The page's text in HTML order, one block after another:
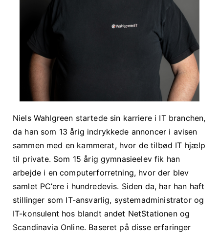
Niels Wahlgreen startede sin karriere i IT branchen,
da han som 13 årig indrykkede annoncer i avisen
sammen med en kammerat, hvor de tilbød IT hjælp
til private. Som 15 årig gymnasieelev fik han
arbejde i en computerforretning, hvor der blev
samlet PC’ere i hundredevis. Siden da, har han haft
stillinger som IT-ansvarlig, systemadministrator og
IT-konsulent hos blandt andet NetStationen og
Scandinavia Online. Baseret på disse erfaringer